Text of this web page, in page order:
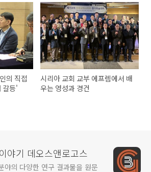
의 직접
갈등'
시리아 교회 교부 에프렘에서 배
우는 영성과 경건
야기 데오스앤로고스
야의 다양한 연구 결과물을 원문